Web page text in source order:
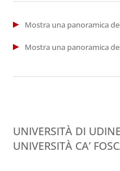
Mostra una panoramica
Mostra una panoramica
UNIVERSITÀ DI UDINE
UNIVERSITÀ CA’